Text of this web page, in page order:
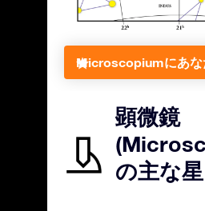
Microscopiumにあな
顕微鏡
の主な星